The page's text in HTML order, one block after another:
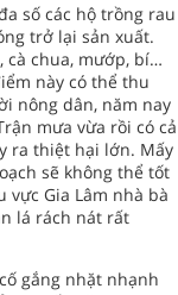
số các hộ trồng rau
trở lại sản xuất.
cà chua, mướp, bí…
này có thể thu
nông dân, năm nay
mưa vừa rồi có cả
ra thiệt hại lớn. Mấy
sẽ không thể tốt
vực Gia Lâm nhà bà
lá rách nát rất
gắng nhặt nhạnh